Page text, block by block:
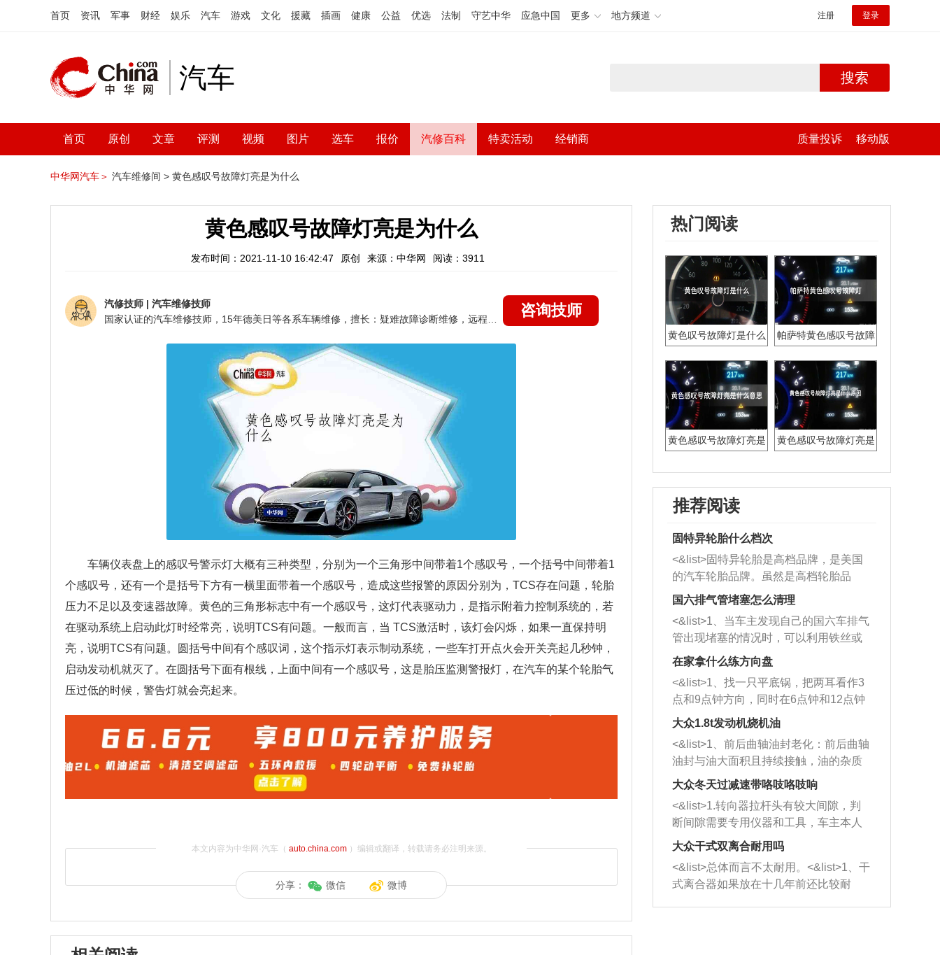
首页 资讯 军事 财经 娱乐 汽车 游戏 文化 援藏 插画 健康 公益 优选 法制 守艺中华 应急中国 更多 地方频道 注册 登录
汽车 搜索
首页 原创 文章 评测 视频 图片 选车 报价 汽修百科 特卖活动 经销商 质量投诉 移动版
中华网汽车＞ 汽车维修间 > 黄色感叹号故障灯亮是为什么
黄色感叹号故障灯亮是为什么
发布时间：2021-11-10 16:42:47 原创 来源：中华网 阅读：3911
汽修技师 | 汽车维修技师
咨询技师
车辆仪表盘上的感叹号警示灯大概有三种类型，分别为一个三角形中间带着1个感叹号，一个括号中间带着1
个感叹号，还有一个是括号下方有一横里面带着一个感叹号，造成这些报警的原因分别为，TCS存在问题，轮胎
压力不足以及变速器故障。黄色的三角形标志中有一个感叹号，这灯代表驱动力，是指示附着力控制系统的，若
在驱动系统上启动此灯时经常亮，说明TCS有问题。一般而言，当 TCS激活时，该灯会闪烁，如果一直保持明
亮，说明TCS有问题。圆括号中间有个感叹词，这个指示灯表示制动系统，一些车打开点火会开关亮起几秒钟，
启动发动机就灭了。在圆括号下面有根线，上面中间有一个感叹号，这是胎压监测警报灯，在汽车的某个轮胎气
压过低的时候，警告灯就会亮起来。
本文内容为中华网·汽车（ auto.china.com）编辑或翻译，转载请务必注明来源。
分享： 微信 微博
热门阅读
黄色叹号故障灯是什么
帕萨特黄色感叹号故障
黄色感叹号故障灯亮是
黄色感叹号故障灯亮是
推荐阅读
固特异轮胎什么档次
<&list>固特异轮胎是高档品牌，是美国
的汽车轮胎品牌。虽然是高档轮胎品
牌，但是中高低端的轮胎都有生产，这
也是为了更好的开拓市场。
国六排气管堵塞怎么清理
<&list>1、当车主发现自己的国六车排气
管出现堵塞的情况时，可以利用铁丝或
者是细棍，直接将杂物给取出来，如果
堵塞情况比较严重，也可以采取应急措
施。 <&list>2、直接利用木棍将所有的
杂物推到排气管里面的位置处，然后将
三元催化器拆解开，就可以将堵塞的东
西取出来。但如果是因为积碳过多引起
的堵塞，就需要将三元催化器泡在草酸
洗剂对堵塞的情况得到解决，将清洗剂
放在燃油箱中，与燃油混合后，车辆启
动时，就可以和汽油一起进入到燃烧
室，最后形成废气排出，就可以让三元
催化器得到清洗，排气管堵塞的情况就
能够得到解决。
在家拿什么练方向盘
<&list>1、找一只平底锅，把两耳看作3
点和9点钟方向，同时在6点钟和12点钟
方向做一个标记。 <&list>2、双手握住
一圈半的练习，往右同样也要打相同的
圈数。 <&list>3、最后强调要反复练
习，这样就可以形成肌肉记忆，在真实
驾驶车辆时，不需要记忆也能打好方
向。
大众1.8t发动机烧机油
<&list>1、前后曲轴油封老化：前后曲轴
油封与油大面积且持续接触，油的杂质
和发动机内持续温度变化使其密封效果
逐渐减弱，导致渗油或漏油。<&list>2、
活塞间隙过大：积碳会使活塞环与缸体
的间隙扩大，导致机油流入燃烧室中，
造成烧机油。<&list>3、机油粘度。使用
机油粘度过小的话，同样会有烧机油现
象，机油粘度过小具有很好的流动性，
大众冬天过减速带咯吱咯吱响
<&list>1.转向器拉杆头有较大间隙，判
断间隙需要专用仪器和工具，车主本人
无法制作，需要将车辆送到修理厂或4s
店；<&list>2.车辆半轴套管防尘罩破
裂，破裂后会出现漏油现象，使半轴磨
损严重，磨损的半轴容易损坏，产生异
响；<&list>3.稳定器的转向胶套和球头
大众干式双离合耐用吗
<&list>总体而言不太耐用。<&list>1、干
式离合器如果放在十几年前还比较耐